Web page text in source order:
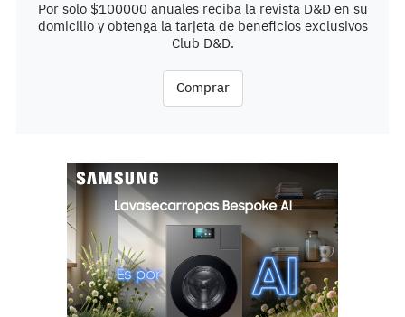
Por solo $100000 anuales reciba la revista D&D en su
domicilio y obtenga la tarjeta de beneficios exclusivos
Club D&D.
Comprar